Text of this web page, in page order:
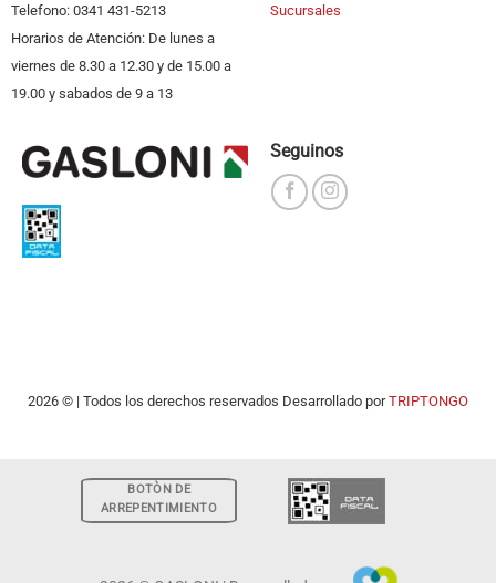
Telefono: 0341 431-5213
Horarios de Atención: De lunes a
viernes de 8.30 a 12.30 y de 15.00 a
19.00 y sabados de 9 a 13
Sucursales
Seguinos
2026 © | Todos los derechos reservados Desarrollado porTRIPTONGO
BOTÒN DE
ARREPENTIMIENTO